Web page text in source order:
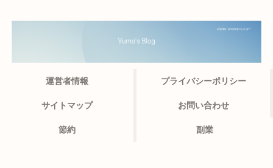
運営者情報 プライバシーポリシー
サイトマップ お問い合わせ
節約 副業